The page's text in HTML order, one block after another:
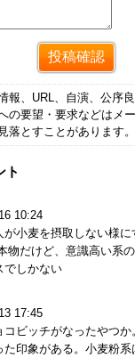
報、URL、自演、公序
の要望・要求などはメ
落とすことがあります。
ト
10:24
小麦を摂取しない様
物だけど、意識高い系
でしかない
17:45
ビッチがなったやつか
た印象がある。小麦粉